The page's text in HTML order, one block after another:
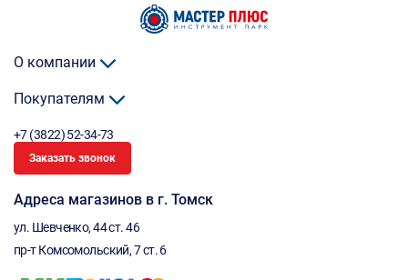
О компании
Покупателям
+7 (3822) 52-34-73
Заказать звонок
Адреса магазинов в г. Томск
ул. Шевченко, 44 ст. 46
пр-т Комсомольский, 7 ст. 6